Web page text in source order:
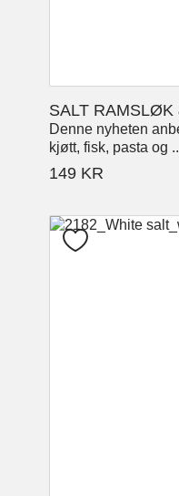
SALT RAMSLØK
Denne nyheten
kjøtt, fisk, pasta og
149 KR